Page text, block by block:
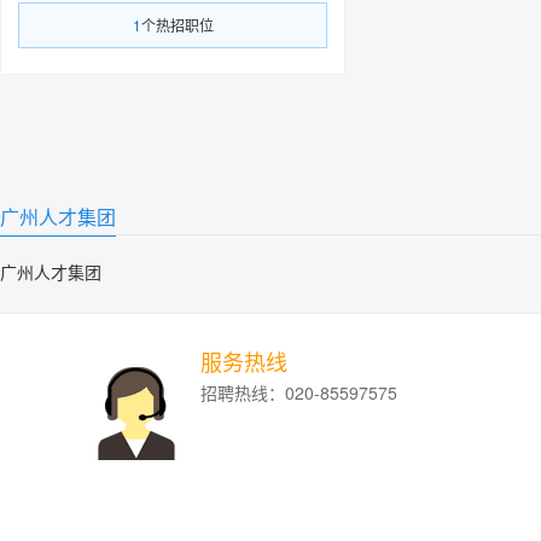
1个热招职位
广州人才集团
广州人才集团
服务热线
招聘热线：020-85597575